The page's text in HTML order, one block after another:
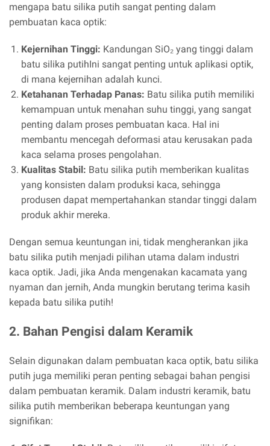
mengapa batu silika putih sangat penting dalam
pembuatan kaca optik:
Kejernihan Tinggi: Kandungan SiO₂ yang tinggi dalam
batu silika putihIni sangat penting untuk aplikasi optik,
di mana kejernihan adalah kunci.
Ketahanan Terhadap Panas: Batu silika putih memiliki
kemampuan untuk menahan suhu tinggi, yang sangat
penting dalam proses pembuatan kaca. Hal ini
membantu mencegah deformasi atau kerusakan pada
kaca selama proses pengolahan.
Kualitas Stabil: Batu silika putih memberikan kualitas
yang konsisten dalam produksi kaca, sehingga
produsen dapat mempertahankan standar tinggi dalam
produk akhir mereka.
Dengan semua keuntungan ini, tidak mengherankan jika
batu silika putih menjadi pilihan utama dalam industri
kaca optik. Jadi, jika Anda mengenakan kacamata yang
nyaman dan jernih, Anda mungkin berutang terima kasih
kepada batu silika putih!
2. Bahan Pengisi dalam Keramik
Selain digunakan dalam pembuatan kaca optik, batu silika
putih juga memiliki peran penting sebagai bahan pengisi
dalam pembuatan keramik. Dalam industri keramik, batu
silika putih memberikan beberapa keuntungan yang
signifikan: